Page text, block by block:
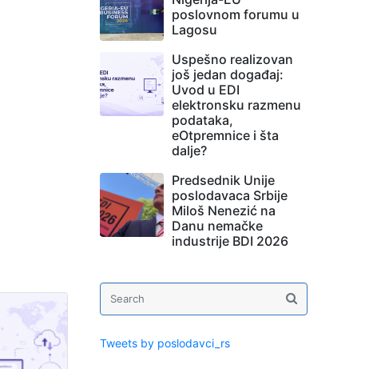
poslovnom forumu u
Lagosu
Uspešno realizovan
još jedan događaj:
Uvod u EDI
elektronsku razmenu
podataka,
eOtpremnice i šta
dalje?
Predsednik Unije
poslodavaca Srbije
Miloš Nenezić na
Danu nemačke
industrije BDI 2026
Tweets by poslodavci_rs